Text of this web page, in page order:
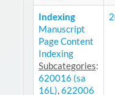
Indexing
Manuscript
Page Content
Indexing
Subcategories:
620016 (sa
16L),622006